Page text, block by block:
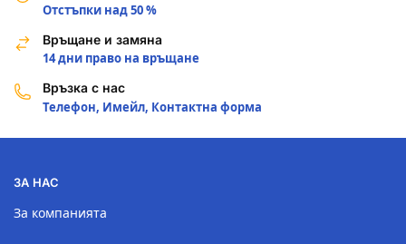
Отстъпки над 50 %
Връщане и замяна
14 дни право на връщане
Връзка с нас
Телефон, Имейл, Контактна форма
ЗА НАС
За компанията